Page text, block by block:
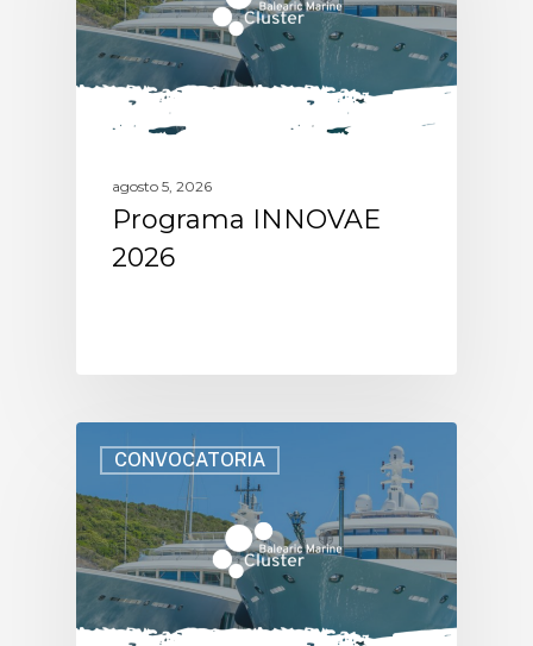
agosto 5, 2026
Programa INNOVAE
2026
CONVOCATORIA